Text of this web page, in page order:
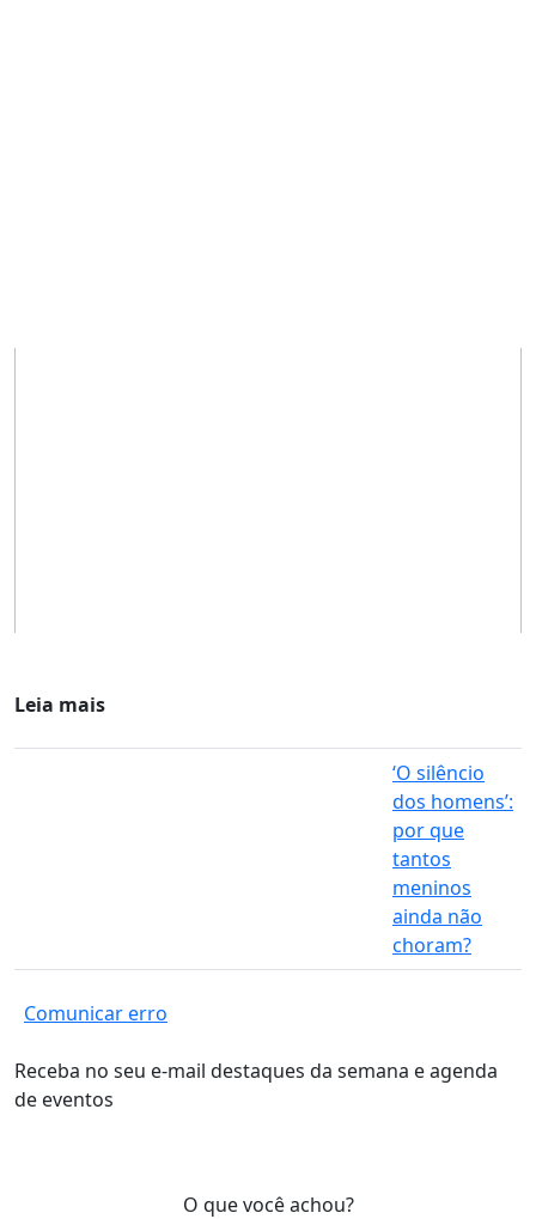
Leia mais
‘O silêncio
dos homens’:
por que
tantos
meninos
ainda não
choram?
Comunicar erro
Receba no seu e-mail destaques da semana e agenda
de eventos
O que você achou?